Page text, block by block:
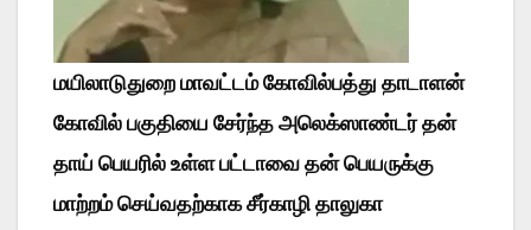
மயிலாடுதுறை மாவட்டம் கோவில்பத்து தாடாளன்
கோவில் பகுதியை சேர்ந்த அலெக்ஸாண்டர் தன்
தாய் பெயரில் உள்ள பட்டாவை தன் பெயருக்கு
மாற்றம் செய்வதற்காக சீர்காழி தாலுகா